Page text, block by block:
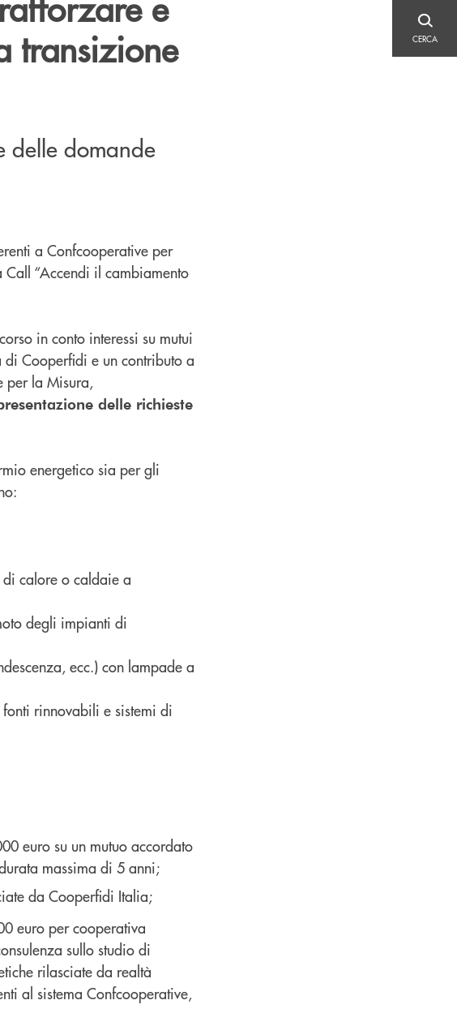
CERCA
transizione
delle domande
a Confcooperative per
“Accendi il cambiamento
in conto interessi su mutui
Cooperfidi e un contributo a
per la Misura,
delle richieste
energetico sia per gli
calore o caldaie a
degli impianti di
ecc.) con lampade a
rinnovabili e sistemi di
euro su un mutuo accordato
massima di 5 anni;
da Cooperfidi Italia;
euro per cooperativa
sullo studio di
rilasciate da realtà
al sistema Confcooperative,